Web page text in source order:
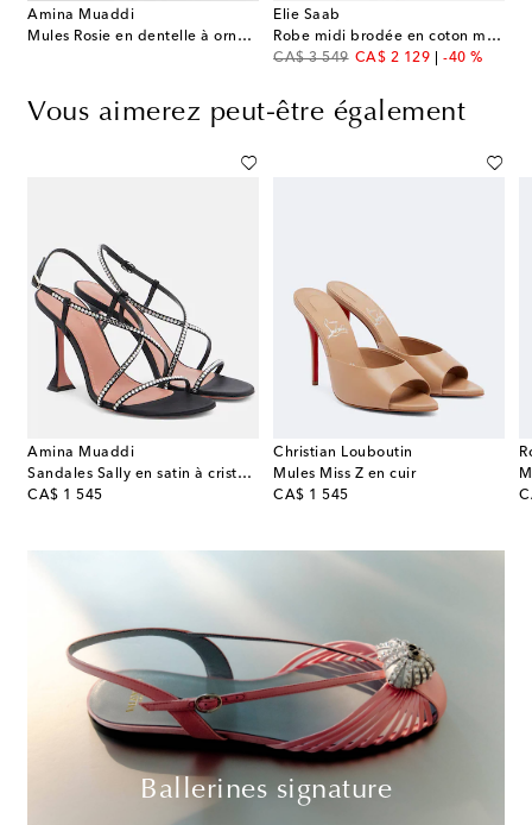
Amina Muaddi
Mules Rosie en dentelle à ornement
Elie Saab
Robe midi brodée en coton mélangé
CA$ 3 549
original priceCA$ 2 129
discount price-40 %
Vous aimerez peut-être également
Amina Muaddi
Sandales Sally en satin à cristaux
CA$ 1 545
original price
Christian Louboutin
Mules Miss Z en cuir
CA$ 1 545
original price
Ballerines signature